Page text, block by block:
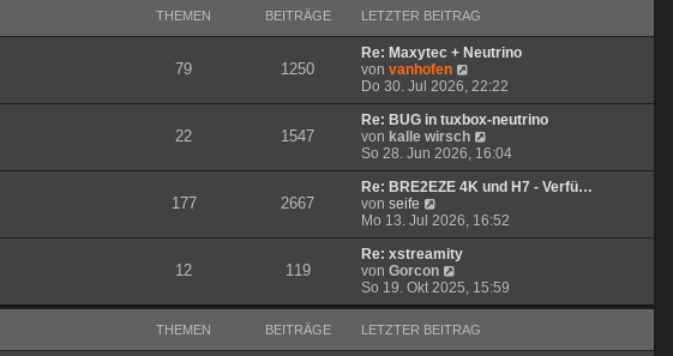
r
a
g
B
e
i
t
r
a
g
t
e
i
a
g
THEMEN BEITRÄGE LETZTER BEITRAG
79 1250
Re: Maxytec + Neutrino
von vanhofen
e
u
e
s
e
r
e
i
a
g
Do 30. Jul 2026, 22:22
22 1547
Re: BUG in tuxbox-neutrino
von kalle wirsch
e
u
e
t
e
e
i
So 28. Jun 2026, 16:04
177 2667
Re: BRE2EZE 4K und H7 - Verfü…
von seife
e
u
e
s
t
e
B
Mo 13. Jul 2026, 16:52
12 119
Re: xstreamity
von Gorcon
e
u
s
So 19. Okt 2025, 15:59
THEMEN BEITRÄGE LETZTER BEITRAG